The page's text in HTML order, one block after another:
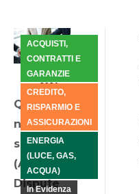
Feb
5
2021
ACQUISTI,
CONTRATTI E
GARANZIE
CREDITO,
RISPARMIO E
ASSICURAZIONI
ENERGIA
(LUCE, GAS,
ACQUA)
In Evidenza
Quanto
ne sai
sulle ADR
(Alternative
Dispute